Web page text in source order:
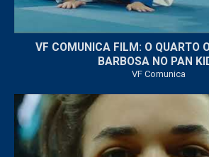
VF COMUNICA FILM: O QUARTO
BARBOSA NO PAN
VF Comunica
...
32